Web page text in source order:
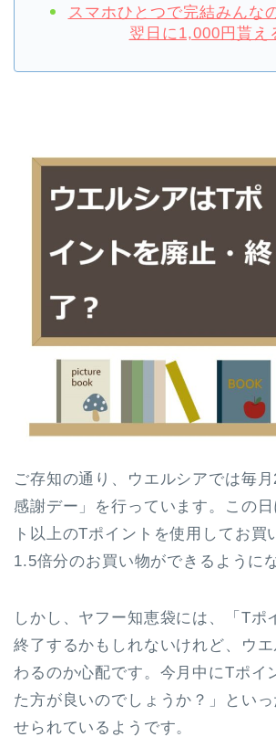
スマホひとつで完結みんな
翌日に1,000円貰え
ご存知の通り、ウエルシアでは毎
感謝デー」を行っています。この
ト以上のTポイントを使用してお買
1.5倍分のお買い物ができるように
しかし、ヤフー知恵袋には、「Tポ
終了するかもしれないけれど、ウ
わるのか心配です。今月中にTポイ
た方が良いのでしょうか？」とい
せられているようです。